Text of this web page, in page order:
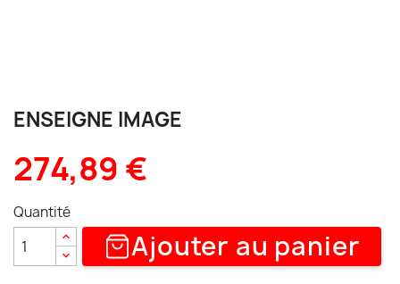
ENSEIGNE IMAGE
274,89 €
Quantité
Ajouter au panier